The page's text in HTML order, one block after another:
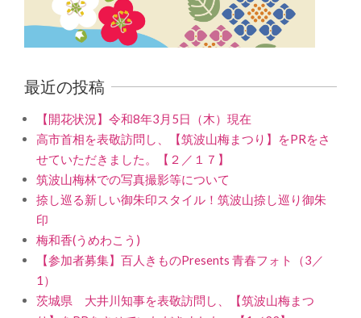
最近の投稿
【開花状況】令和8年3月5日（木）現在
高市首相を表敬訪問し、【筑波山梅まつり】をPRをさ
せていただきました。【２／１７】
筑波山梅林での写真撮影等について
捺し巡る新しい御朱印スタイル！筑波山捺し巡り御朱
印
梅和香(うめわこう)
【参加者募集】百人きものPresents 青春フォト（3／
1）
茨城県 大井川知事を表敬訪問し、【筑波山梅まつ